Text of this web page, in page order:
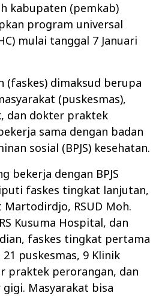
kabupaten (pemkab)
program universal
mulai tanggal 7 Januari
(faskes) dimaksud berupa
(puskesmas),
dan dokter praktek
sama dengan badan
sosial (BPJS) kesehatan.
bekerja dengan BPJS
faskes tingkat lanjutan,
Martodirdjo, RSUD Moh.
Kusuma Hospital, dan
faskes tingkat pertama
puskesmas, 9 Klinik
praktek perorangan, dan
Masyarakat bisa